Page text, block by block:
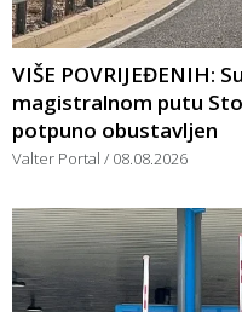
VIŠE POVRIJEĐENIH:
magistralnom putu
potpuno obustavljen
Valter Portal 08.08.2026